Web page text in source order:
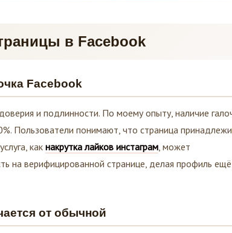
в Facebook
Facebook
и подлинности. По моему опыту, наличие
Пользователи понимают, что страница
как накрутка лайков инстаграм , может
на верифицированной странице, делая профиль ещё
от обычной